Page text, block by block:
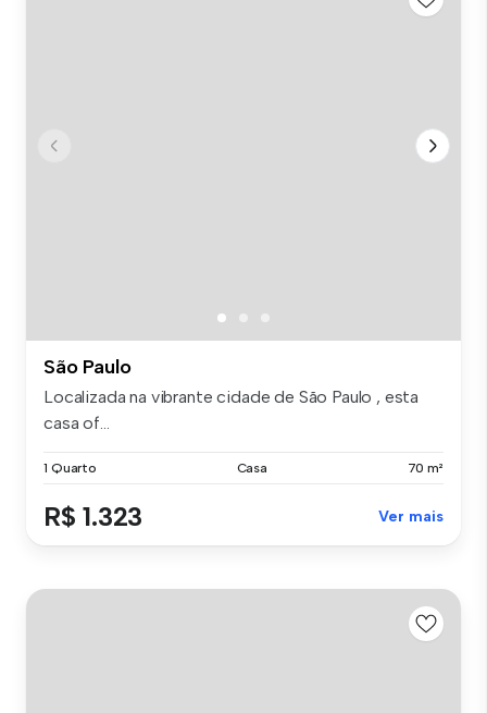
São Paulo
Localizada na vibrante cidade de São Paulo , esta
casa of...
1 Quarto Casa 70 m²
R$ 1.323 Ver mais